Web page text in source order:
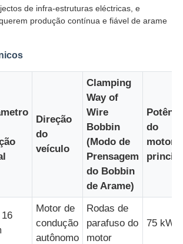
do fio
do fio
de dupla torção
da torção
de infra-estruturas eléctricas, e
produção contínua e fiável de arame
Direção
do
veículo
Clamping
Way of
Wire
Bobbin
(Modo de
Prensagem
do Bobbin
de Arame)
do
motor
Motor de
condução
autônomo
Rodas de
parafuso do
motor
75 kW